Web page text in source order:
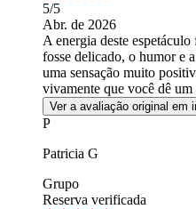
5/5
Abr. de 2026
A energia deste
fosse delicado, o humor e
uma sensação muito
vivamente que você dê
experiência maravilhosa.
Ver a avaliação original em
P
Patricia G
Grupo
Reserva verificada